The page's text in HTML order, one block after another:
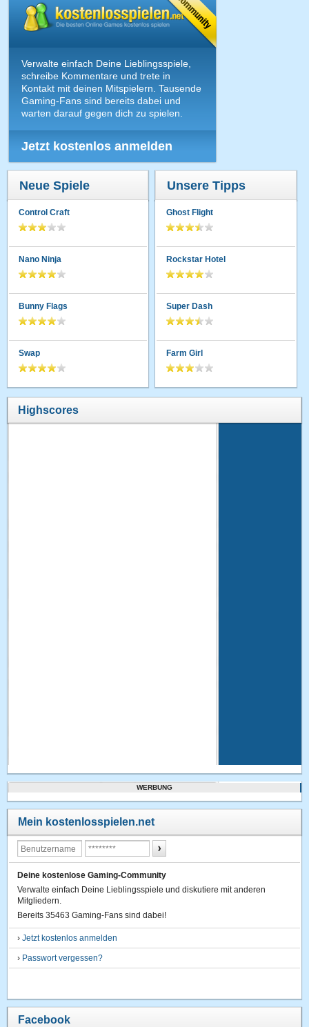
Verwalte einfach Deine Lieblingsspiele,
schreibe Kommentare und trete in
Kontakt mit deinen Mitspielern. Tausende
Gaming-Fans sind bereits dabei und
warten darauf gegen dich zu spielen.
Jetzt kostenlos anmelden
Neue Spiele
Control Craft
Nano Ninja
Bunny Flags
Swap
Unsere Tipps
Ghost Flight
Rockstar Hotel
Super Dash
Farm Girl
Highscores
WERBUNG
Mein kostenlosspielen.net
Deine kostenlose Gaming-Community
Verwalte einfach Deine Lieblingsspiele und diskutiere mit anderen
Mitgliedern.
Bereits 35463 Gaming-Fans sind dabei!
›Jetzt kostenlos anmelden
› Passwort vergessen?
Facebook